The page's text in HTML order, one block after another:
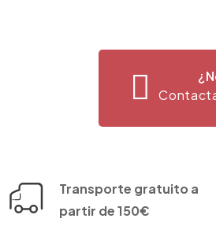
Transporte gratuito a
partir de 150€